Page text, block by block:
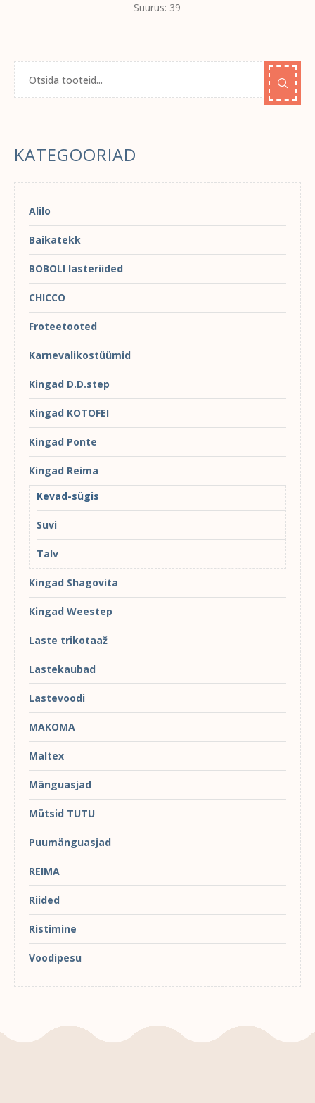
Suurus: 39
KATEGOORIAD
Alilo
Baikatekk
BOBOLI lasteriided
CHICCO
Froteetooted
Karnevalikostüümid
Kingad D.D.step
Kingad KOTOFEI
Kingad Ponte
Kingad Reima
Kevad-sügis
Suvi
Talv
Kingad Shagovita
Kingad Weestep
Laste trikotaaž
Lastekaubad
Lastevoodi
MAKOMA
Maltex
Mänguasjad
Mütsid TUTU
Puumänguasjad
REIMA
Riided
Ristimine
Voodipesu